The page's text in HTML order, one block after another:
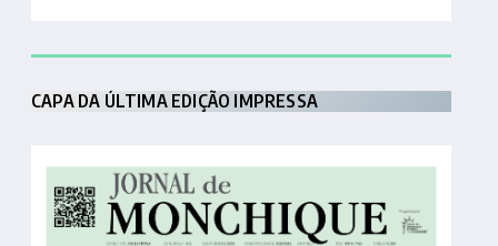
CAPA DA ÚLTIMA EDIÇÃO IMPRESSA